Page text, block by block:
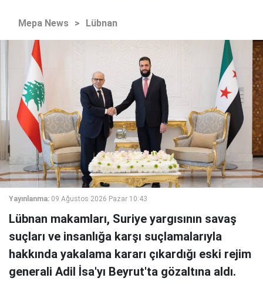
Mepa News > Lübnan
Yayınlanma: 09 Ağustos 2026 Pazar 10:43
Lübnan makamları, Suriye yargısının savaş
suçları ve insanlığa karşı suçlamalarıyla
hakkında yakalama kararı çıkardığı eski rejim
generali Adil İsa'yı Beyrut'ta gözaltına aldı.